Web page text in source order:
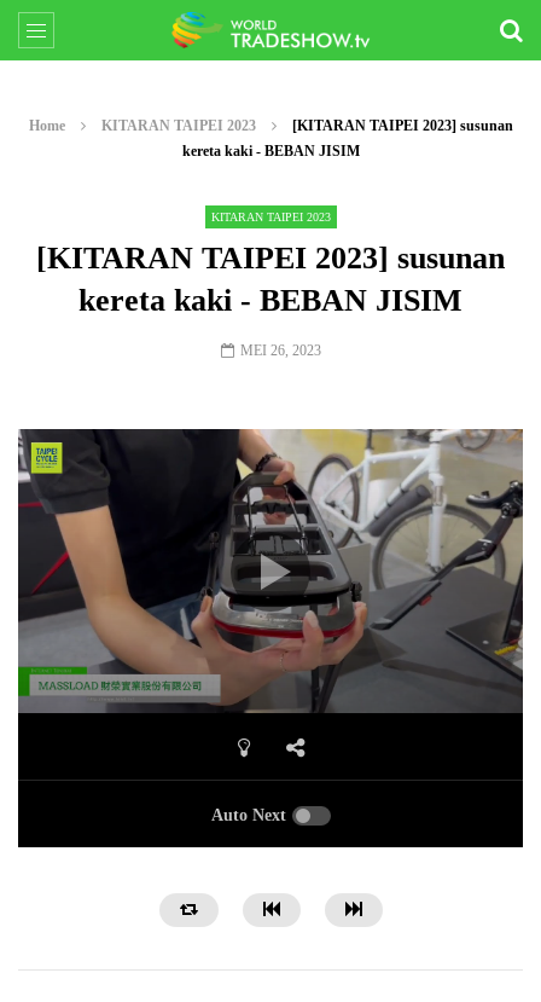
Home KITARAN TAIPEI 2023
[KITARAN TAIPEI 2023] susunan
kereta kaki - BEBAN JISIM
KITARAN TAIPEI 2023
[KITARAN TAIPEI 2023] susunan
kereta kaki - BEBAN JISIM
MEI 26, 2023
Auto Next